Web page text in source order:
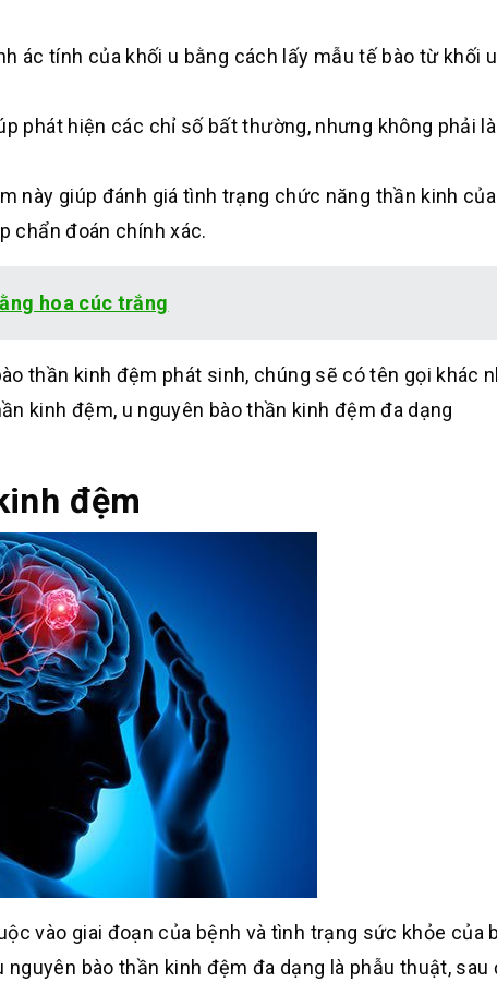
ác tính của khối u bằng cách lấy mẫu tế bào từ khối
phát hiện các chỉ số bất thường, nhưng không phải là
này giúp đánh giá tình trạng chức năng thần kinh của
chẩn đoán chính xác.
hoa cúc trắng
thần kinh đệm phát sinh, chúng sẽ có tên gọi khác
kinh đệm, u nguyên bào thần kinh đệm đa dạng
đệm
vào giai đoạn của bệnh và tình trạng sức khỏe của
bào thần kinh đệm đa dạng là phẫu thuật, sau